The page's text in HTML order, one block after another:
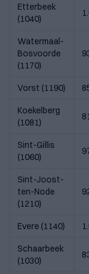
Etterbeek
(1040)
Watermaal-
Bosvoorde
(1170)
Vorst (1190)
Koekelberg
(1081)
Sint-Gillis
(1060)
Sint-Joost-
ten-Node
(1210)
Evere (1140)
Schaarbeek
(1030)